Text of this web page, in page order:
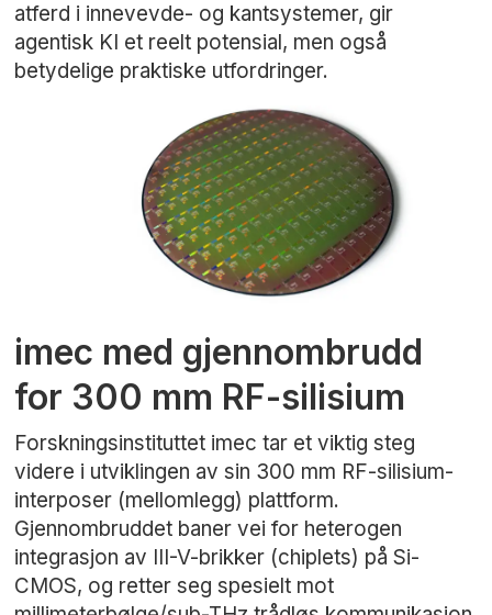
atferd i innevevde- og kantsystemer, gir
agentisk KI et reelt potensial, men også
betydelige praktiske utfordringer.
imec med gjennombrudd
for 300 mm RF-silisium
Forskningsinstituttet imec tar et viktig steg
videre i utviklingen av sin 300 mm RF-silisium-
interposer (mellomlegg) plattform.
Gjennombruddet baner vei for heterogen
integrasjon av III-V-brikker (chiplets) på Si-
CMOS, og retter seg spesielt mot